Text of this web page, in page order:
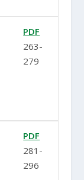
PDF
263-
279
PDF
281-
296